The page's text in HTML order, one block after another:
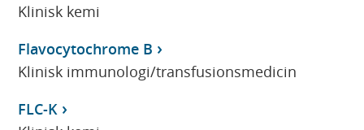
Klinisk kemi
Flavocytochrome B
Klinisk immunologi/transfusionsmedicin
FLC-K